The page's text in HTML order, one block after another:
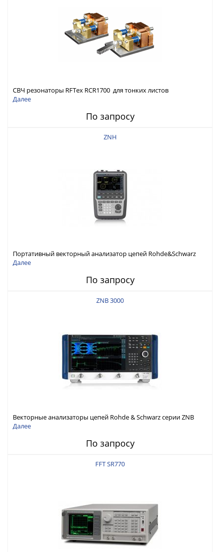
СВЧ резонаторы RFTex RCR1700 для тонких листов
Далее
По запросу
ZNH
Портативный векторный анализатор цепей Rohde&Schwarz
ZNH с диапазоном частот от 30 кГц до 26,5 ГГц
Далее
По запросу
ZNB 3000
Векторные анализаторы цепей Rohde & Schwarz серии ZNB
3000 с диапазоном частот от 9 кГц до 54 ГГц
Далее
По запросу
FFT SR770